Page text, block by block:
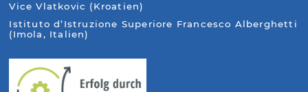
Vice Vlatkovic (Kroatien)
Istituto d’Istruzione Superiore Francesco Alberghetti
(Imola, Italien)